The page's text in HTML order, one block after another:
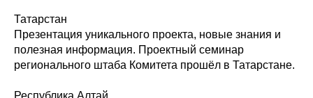
Татарстан
Презентация уникального проекта, новые знания и
полезная информация. Проектный семинар
регионального штаба Комитета прошёл в Татарстане.
Республика Алтай